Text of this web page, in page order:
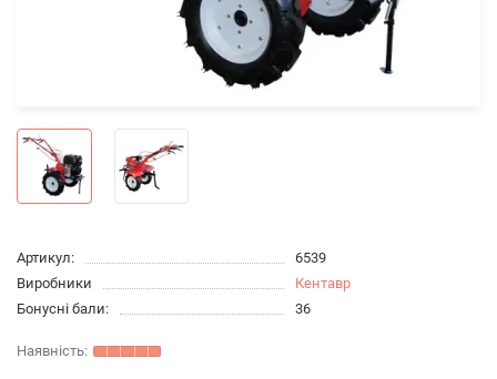
Артикул:
6539
Виробники
Кентавр
Бонусні бали:
36